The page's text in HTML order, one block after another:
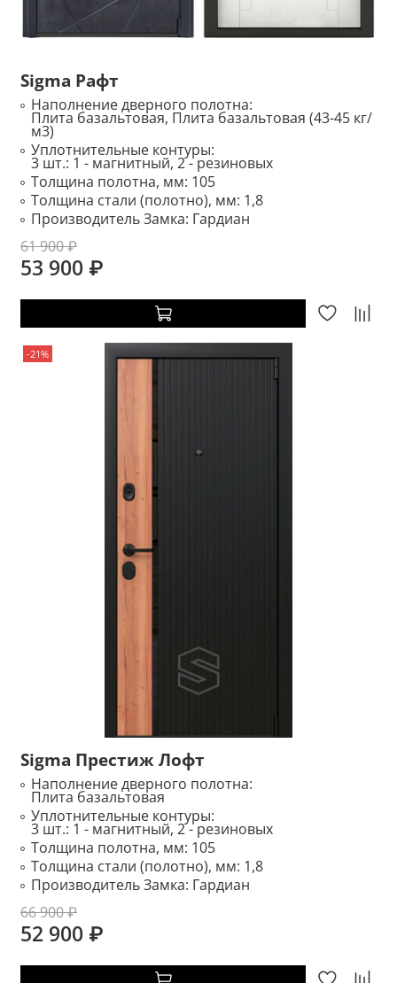
Sigma Рафт
Наполнение дверного полотна:
Плита базальтовая, Плита базальтовая (43-45 кг/
м3)
Уплотнительные контуры:
3 шт.: 1 - магнитный, 2 - резиновых
Толщина полотна, мм: 105
Толщина стали (полотно), мм: 1,8
Производитель Замка: Гардиан
61 900 ₽
53 900 ₽
-21%
Sigma Престиж Лофт
Наполнение дверного полотна:
Плита базальтовая
Уплотнительные контуры:
3 шт.: 1 - магнитный, 2 - резиновых
Толщина полотна, мм: 105
Толщина стали (полотно), мм: 1,8
Производитель Замка: Гардиан
66 900 ₽
52 900 ₽